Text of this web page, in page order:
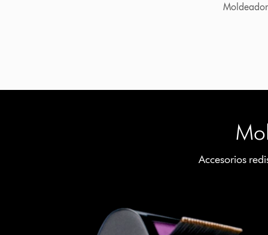
Moldeador Multifunción Dyson Airwrap: ganador del
Accesorios